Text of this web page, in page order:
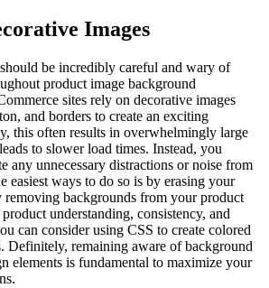
Images
be incredibly careful and wary of
product image background
sites rely on decorative images
and borders to create an exciting
this often results in overwhelmingly large
to slower load times. Instead, you
any unnecessary distractions or noise from
easiest ways to do so is by erasing your
backgrounds from your product
understanding, consistency, and
can consider using CSS to create colored
Definitely, remaining aware of background
elements is fundamental to maximize your